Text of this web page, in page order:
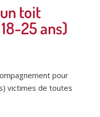
toit
25 ans)
pour
victimes de toutes